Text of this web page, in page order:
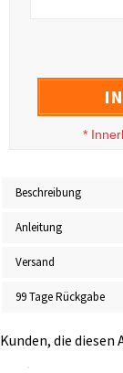
*
Beschreibung
Anleitung
Versand
99 Tage Rückgabe
Kunden, die diesen